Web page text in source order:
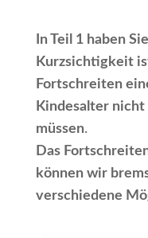
In Teil 1 haben
Kurzsichtigkeit
Fortschreiten
Kindesalter
müssen.
Das
können wir
verschiedene